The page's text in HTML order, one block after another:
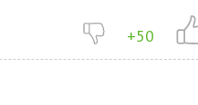
+50